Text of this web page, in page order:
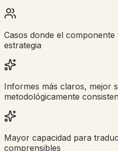
Casos donde el
estrategia
Informes más claros, mejor
metodológicamente
Mayor capacidad para
comprensibles